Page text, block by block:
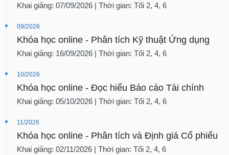
Khai giảng: 07/09/2026 | Thời gian: Tối 2, 4, 6
09/2026
Khóa học online - Phân tích Kỹ thuật Ứng dụng
Khai giảng: 16/09/2026 | Thời gian: Tối 2, 4, 6
10/2026
Khóa học online - Đọc hiểu Báo cáo Tài chính
Khai giảng: 05/10/2026 | Thời gian: Tối 2, 4, 6
11/2026
Khóa học online - Phân tích và Định giá Cổ phiếu
Khai giảng: 02/11/2026 | Thời gian: Tối 2, 4, 6